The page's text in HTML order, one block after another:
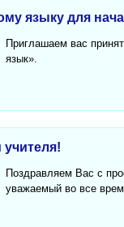
языку для
Приглашаем вас
язык».
Поздравляем Вас с
уважаемый во все